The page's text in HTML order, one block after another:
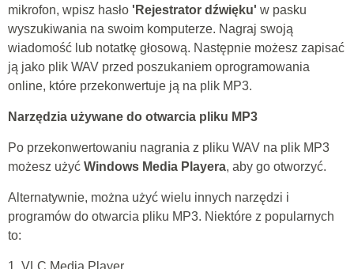
mikrofon, wpisz hasło 'Rejestrator dźwięku' w pasku
wyszukiwania na swoim komputerze. Nagraj swoją
wiadomość lub notatkę głosową. Następnie możesz zapisać
ją jako plik WAV przed poszukaniem oprogramowania
online, które przekonwertuje ją na plik MP3.
Narzędzia używane do otwarcia pliku MP3
Po przekonwertowaniu nagrania z pliku WAV na plik MP3
możesz użyć Windows Media Playera, aby go otworzyć.
Alternatywnie, można użyć wielu innych narzędzi i
programów do otwarcia pliku MP3. Niektóre z popularnych
to:
1. VLC Media Player